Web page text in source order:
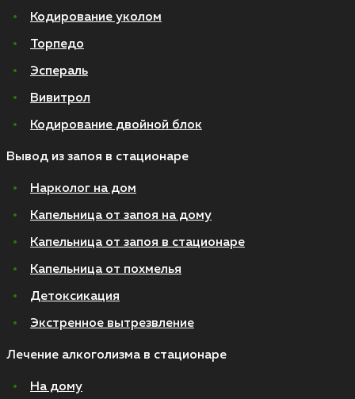
Кодирование уколом
Торпедо
Эспераль
Вивитрол
Кодирование двойной блок
Вывод из запоя в стационаре
Нарколог на дом
Капельница от запоя на дому
Капельница от запоя в стационаре
Капельница от похмелья
Детоксикация
Экстренное вытрезвление
Лечение алкоголизма в стационаре
На дому